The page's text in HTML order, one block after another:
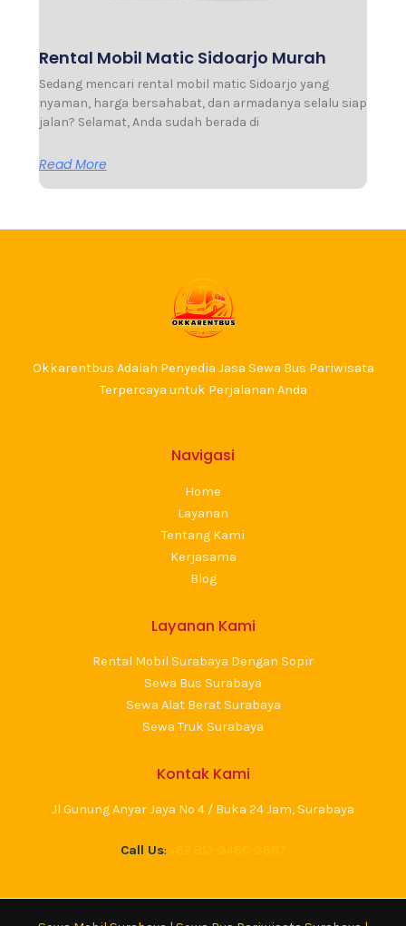
Rental Mobil Matic Sidoarjo Murah
Sedang mencari rental mobil matic Sidoarjo yang
nyaman, harga bersahabat, dan armadanya selalu siap
jalan? Selamat, Anda sudah berada di
Read More
Okkarentbus Adalah Penyedia Jasa Sewa Bus Pariwisata
Terpercaya untuk Perjalanan Anda
Navigasi
Home
Layanan
Tentang Kami
Kerjasama
Blog
Layanan Kami
Rental Mobil Surabaya Dengan Sopir
Sewa Bus Surabaya
Sewa Alat Berat Surabaya
Sewa Truk Surabaya
Kontak Kami
Jl Gunung Anyar Jaya No 4 / Buka 24 Jam, Surabaya
Call Us: